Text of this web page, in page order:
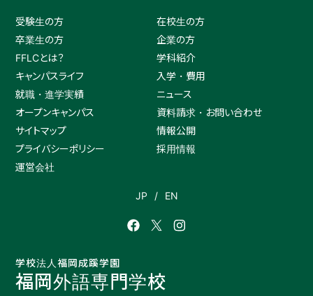
受験生の方
在校生の方
卒業生の方
企業の方
FFLCとは？
学科紹介
キャンパスライフ
入学・費用
就職・進学実績
ニュース
オープンキャンパス
資料請求・お問い合わせ
サイトマップ
情報公開
プライバシーポリシー
採用情報
運営会社
JP EN
学校法人福岡成蹊学園
福岡外語専門学校